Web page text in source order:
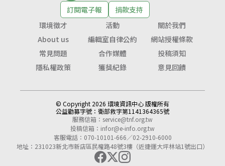
訂閱電子報
捐款支持
環境徵才
活動
關於我們
About us
編輯室自律公約
網站授權條款
常見問題
合作媒體
投稿須知
隱私權政策
獲獎紀錄 意見回饋
© Copyright 2026 環境資訊中心 版權所有
公益勸募字號： 衛部救字第1141364365號
服務信箱： service@tnf.org.tw
投稿信箱： infor@e-info.org.tw
客服電話：070-10101-666／02-2910-6000
地址：231023新北市新店區民權路48號3樓（近捷運大坪林站1號出口）